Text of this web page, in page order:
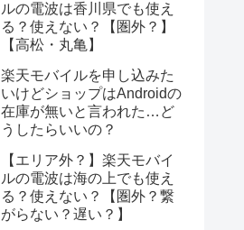
ルの電波は香川県でも使え
る？使えない？【圏外？】
【高松・丸亀】
楽天モバイルを申し込みた
いけどショップはAndroidの
在庫が無いと言われた…ど
うしたらいいの？
【エリア外？】楽天モバイ
ルの電波は海の上でも使え
る？使えない？【圏外？繋
がらない？遅い？】